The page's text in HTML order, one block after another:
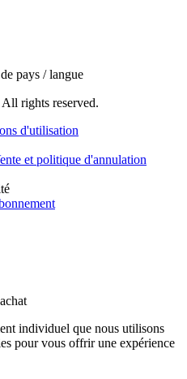
pays / langue
All rights reserved.
d'utilisation
et politique d'annulation
individuel que nous utilisons
pour vous offrir une expérience